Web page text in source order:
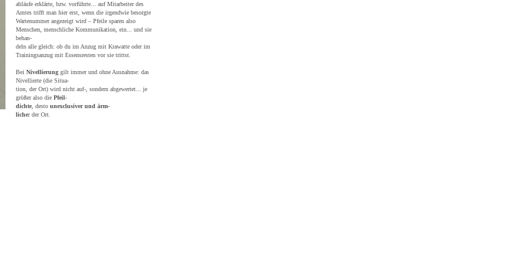
abläufe erklärte, bzw. vorführte... auf Mitarbeiter des
Amtes trifft man hier erst, wenn die irgendwie besorgte
Wartenummer angezeigt wird – Pfeile sparen also
Menschen, menschliche Kommunikation, ein... und sie
behan-
deln alle gleich: ob du im Anzug mit Krawatte oder im
Trainingsanzug mit Essensresten vor sie trittst.
Bei Nivellierung gilt immer und ohne Ausnahme: das
Nivellierte (die Situa-
tion, der Ort) wird nicht auf-, sondern abgewertet... je
größer also die Pfeil-
dichte , desto unexclusiver und ärm-
licher der Ort.